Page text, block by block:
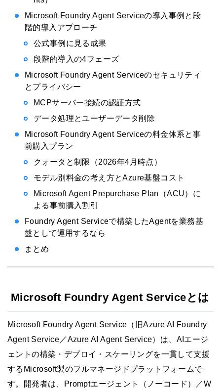
Microsoft Foundry Agent Serviceの導入事例と段
階的導入アプローチ
公式事例に見る成果
段階的導入の4フェーズ
Microsoft Foundry Agent Serviceのセキュリティ
とプライバシー
MCPサーバー接続の認証方式
データ処理とユーザーデータ削除
Microsoft Foundry Agent Serviceの料金体系と事
前購入プラン
クォータと制限（2026年4月時点）
モデル別料金の考え方とAzure基盤コスト
Microsoft Agent Prepurchase Plan（ACU）に
よる事前購入割引
Foundry Agent Serviceで構築したAgentを業務基
盤として運用するなら
まとめ
Microsoft Foundry Agent Serviceとは
Microsoft Foundry Agent Service（旧Azure AI Foundry
Agent Service／Azure AI Agent Service）は、AIエージ
ェントの構築・デプロイ・スケーリングを一貫して支援
するMicrosoft製のフルマネージドプラットフォームで
す。開発者は、Promptエージェント（ノーコード）／W